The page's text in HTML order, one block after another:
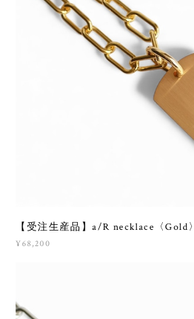
【受注生産品】a/R necklace〈Gold〉
¥68,200